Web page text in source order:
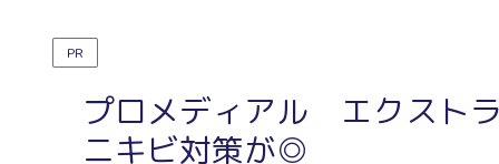
PR
プロメディアル エクスト
ニキビ対策が◎